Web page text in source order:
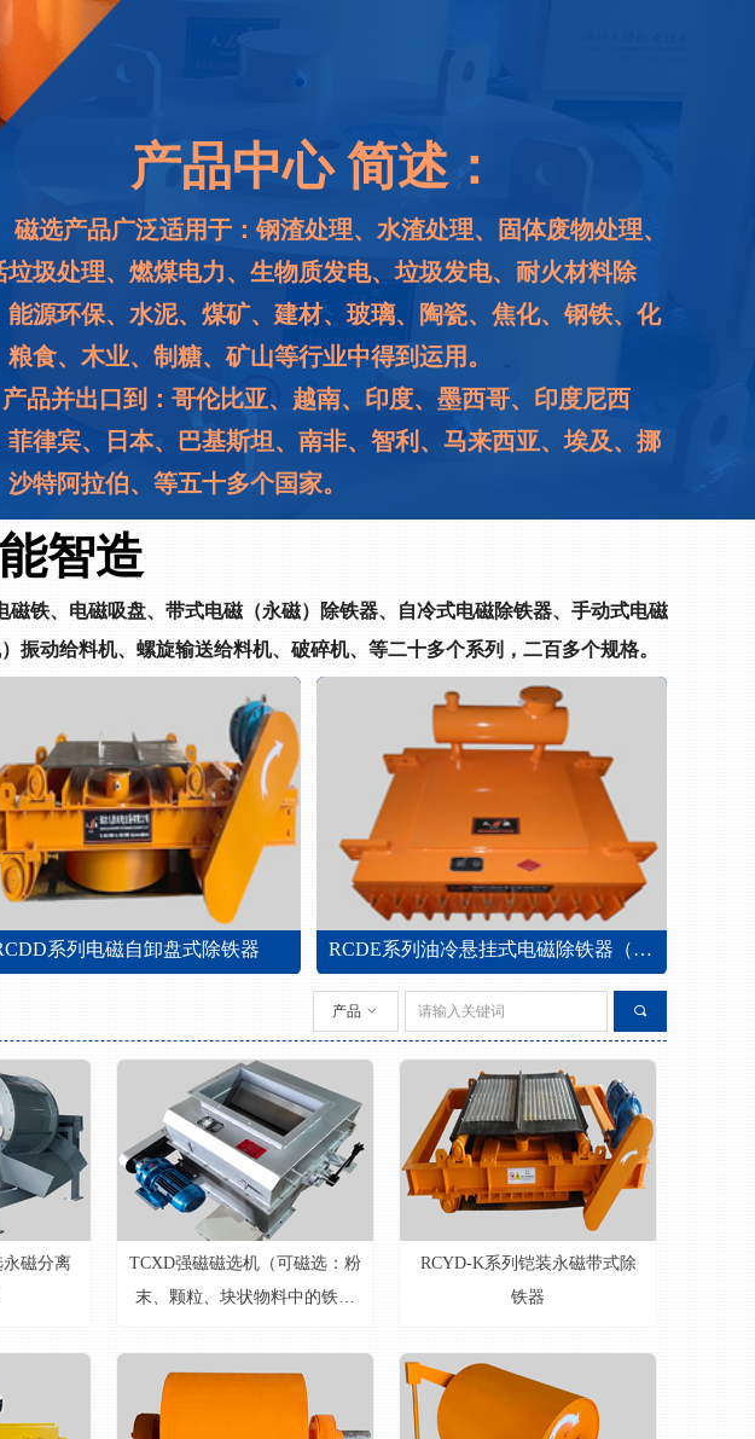
智造
铁、电磁吸盘、带式电磁（永磁）除铁器、自冷式电磁除铁器、手动式电磁
动给料机、螺旋输送给料机、破碎机、等二十多个系列，二百多个规格。
产品中心 简述：
磁选产品广泛适用于：钢渣处理、水渣处理、固体废物处理、
垃圾处理、燃煤电力、生物质发电、垃圾发电、耐火材料除
能源环保、水泥、煤矿、建材、玻璃、陶瓷、焦化、钢铁、化
粮食、木业、制糖、矿山等行业中得到运用。
并出口到：哥伦比亚、越南、印度、墨西哥、印度尼西
菲律宾、日本、巴基斯坦、南非、智利、马来西亚、埃及、挪
沙特阿拉伯、等五十多个国家。
器 RCDE系列油冷悬挂式电磁除铁器（油冷式） RCDF系列油冷自卸带式电磁除
永磁分离
TCXD强磁磁选机（可磁选：粉
末、颗粒、块状物料中的铁磁
RCYD-K系列铠装永磁带式除
铁器
끠
产品 ꀁ